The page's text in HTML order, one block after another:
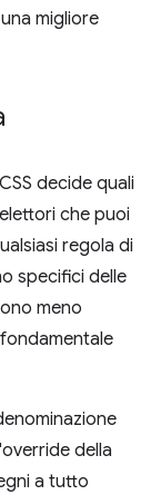
migliore
decide quali
che puoi
regola di
specifici delle
meno
della
a tutto